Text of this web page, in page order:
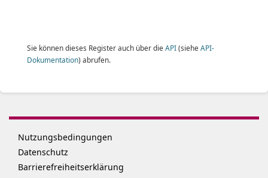
Sie können dieses Register auch über die API(siehe API-
Dokumentation) abrufen.
Nutzungsbedingungen
Datenschutz
Barrierefreiheitserklärung